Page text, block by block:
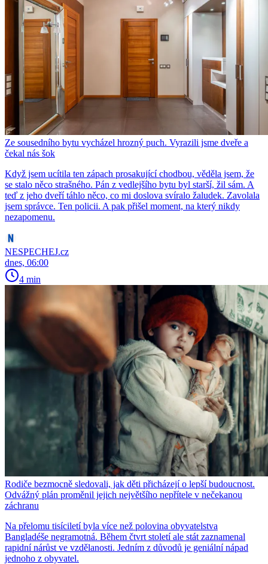
Ze sousedního bytu vycházel hrozný puch. Vyrazili jsme dveře a
čekal nás šok
Když jsem ucítila ten zápach prosakující chodbou, věděla jsem, že
se stalo něco strašného. Pán z vedlejšího bytu byl starší, žil sám. A
teď z jeho dveří táhlo něco, co mi doslova svíralo žaludek. Zavolala
jsem správce. Ten policii. A pak přišel moment, na který nikdy
nezapomenu.
NESPECHEJ.cz
dnes, 06:00
4 min
Rodiče bezmocně sledovali, jak děti přicházejí o lepší budoucnost.
Odvážný plán proměnil jejich největšího nepřítele v nečekanou
záchranu
Na přelomu tisíciletí byla více než polovina obyvatelstva
Bangladéše negramotná. Během čtvrt století ale stát zaznamenal
rapidní nárůst ve vzdělanosti. Jedním z důvodů je geniální nápad
jednoho z obyvatel.